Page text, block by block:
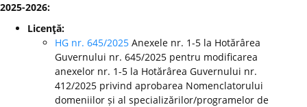
2025-2026:
Licenţă:
HG nr. 645/2025 Anexele nr. 1-5 la Hotărârea
Guvernului nr. 645/2025 pentru modificarea
anexelor nr. 1-5 la Hotărârea Guvernului nr.
412/2025 privind aprobarea Nomenclatorului
domeniilor și al specializărilor/programelor de